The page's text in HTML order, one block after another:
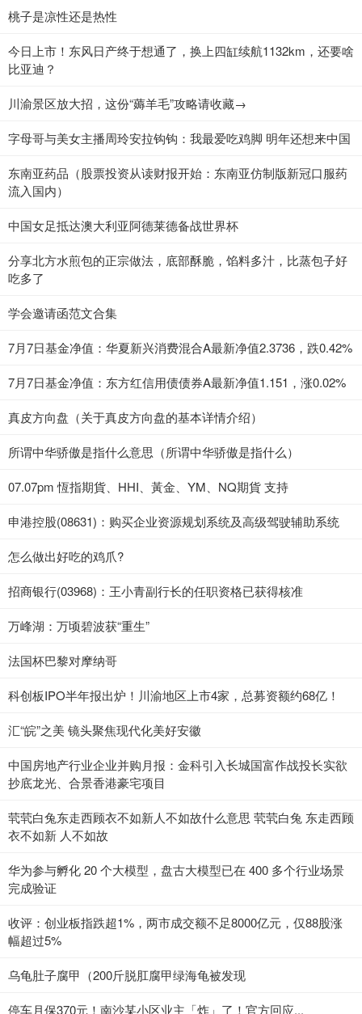
桃子是凉性还是热性
今日上市！东风日产终于想通了，换上四缸续航1132km，还要啥
比亚迪？
川渝景区放大招，这份“薅羊毛”攻略请收藏→
字母哥与美女主播周玲安拉钩钩：我最爱吃鸡脚 明年还想来中国
东南亚药品（股票投资从读财报开始：东南亚仿制版新冠口服药
流入国内）
中国女足抵达澳大利亚阿德莱德备战世界杯
分享北方水煎包的正宗做法，底部酥脆，馅料多汁，比蒸包子好
吃多了
学会邀请函范文合集
7月7日基金净值：华夏新兴消费混合A最新净值2.3736，跌0.42%
7月7日基金净值：东方红信用债债券A最新净值1.151，涨0.02%
真皮方向盘（关于真皮方向盘的基本详情介绍）
所谓中华骄傲是指什么意思（所谓中华骄傲是指什么）
07.07pm 恆指期貨、HHI、黃金、YM、NQ期貨 支持
申港控股(08631)：购买企业资源规划系统及高级驾驶辅助系统
怎么做出好吃的鸡爪?
招商银行(03968)：王小青副行长的任职资格已获得核准
万峰湖：万顷碧波获“重生”
法国杯巴黎对摩纳哥
科创板IPO半年报出炉！川渝地区上市4家，总募资额约68亿！
汇“皖”之美 镜头聚焦现代化美好安徽
中国房地产行业企业并购月报：金科引入长城国富作战投长实欲
抄底龙光、合景香港豪宅项目
茕茕白兔东走西顾衣不如新人不如故什么意思 茕茕白兔 东走西顾
衣不如新 人不如故
华为参与孵化 20 个大模型，盘古大模型已在 400 多个行业场景
完成验证
收评：创业板指跌超1%，两市成交额不足8000亿元，仅88股涨
幅超过5%
乌龟肚子腐甲（200斤脱肛腐甲绿海龟被发现
停车月保370元！南沙某小区业主「炸」了！官方回应...